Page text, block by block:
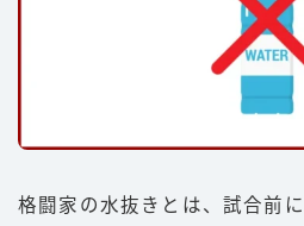
格闘家の水抜きとは、試合前